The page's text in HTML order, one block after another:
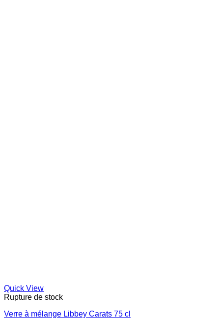
Quick View
Rupture de stock
Verre à mélange Libbey Carats 75 cl